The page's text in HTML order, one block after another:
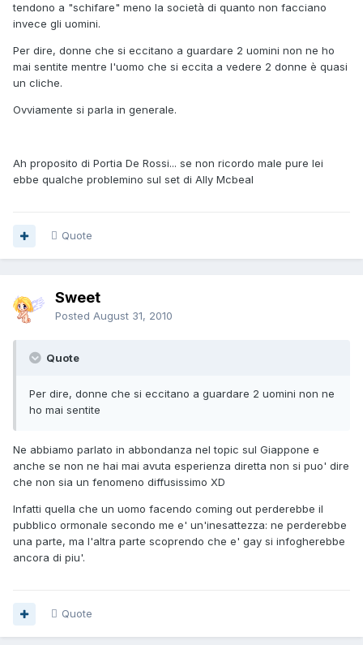
tendono a "schifare" meno la società di quanto non facciano
invece gli uomini.
Per dire, donne che si eccitano a guardare 2 uomini non ne ho
mai sentite mentre l'uomo che si eccita a vedere 2 donne è quasi
un cliche.
Ovviamente si parla in generale.
Ah proposito di Portia De Rossi... se non ricordo male pure lei
ebbe qualche problemino sul set di Ally Mcbeal
Quote
Sweet
Posted August 31, 2010
Quote
Per dire, donne che si eccitano a guardare 2 uomini non ne
ho mai sentite
Ne abbiamo parlato in abbondanza nel topic sul Giappone e
anche se non ne hai mai avuta esperienza diretta non si puo' dire
che non sia un fenomeno diffusissimo XD
Infatti quella che un uomo facendo coming out perderebbe il
pubblico ormonale secondo me e' un'inesattezza: ne perderebbe
una parte, ma l'altra parte scoprendo che e' gay si infogherebbe
ancora di piu'.
Quote